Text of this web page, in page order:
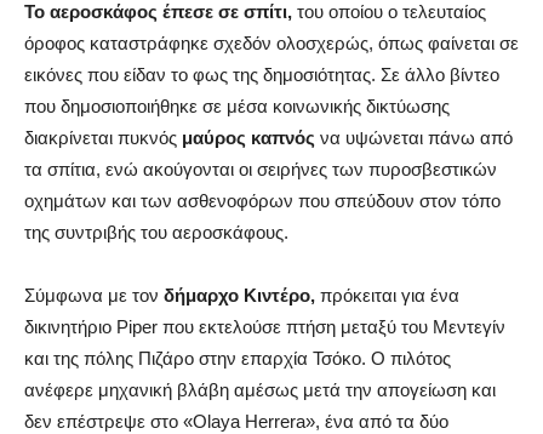
Το αεροσκάφος έπεσε σε σπίτι, του οποίου ο τελευταίος
όροφος καταστράφηκε σχεδόν ολοσχερώς, όπως φαίνεται σε
εικόνες που είδαν το φως της δημοσιότητας. Σε άλλο βίντεο
που δημοσιοποιήθηκε σε μέσα κοινωνικής δικτύωσης
διακρίνεται πυκνός μαύρος καπνός να υψώνεται πάνω από
τα σπίτια, ενώ ακούγονται οι σειρήνες των πυροσβεστικών
οχημάτων και των ασθενοφόρων που σπεύδουν στον τόπο
της συντριβής του αεροσκάφους.
Σύμφωνα με τον δήμαρχο Κιντέρο, πρόκειται για ένα
δικινητήριο Piper που εκτελούσε πτήση μεταξύ του Μεντεγίν
και της πόλης Πιζάρο στην επαρχία Τσόκο. Ο πιλότος
ανέφερε μηχανική βλάβη αμέσως μετά την απογείωση και
δεν επέστρεψε στο «Olaya Herrera», ένα από τα δύο